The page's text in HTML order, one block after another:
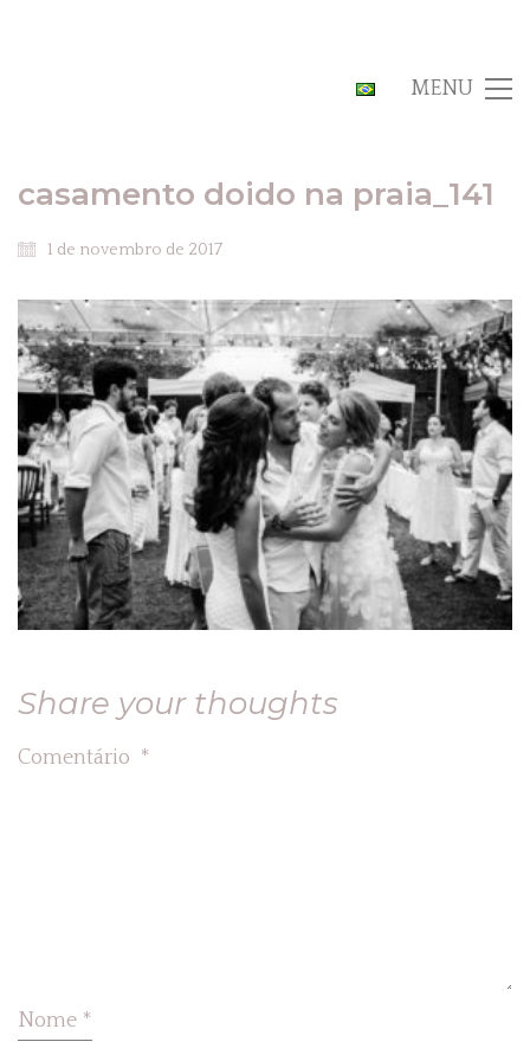
MENU
casamento doido na praia_141
1 de novembro de 2017
Share your thoughts
Comentário *
Nome *